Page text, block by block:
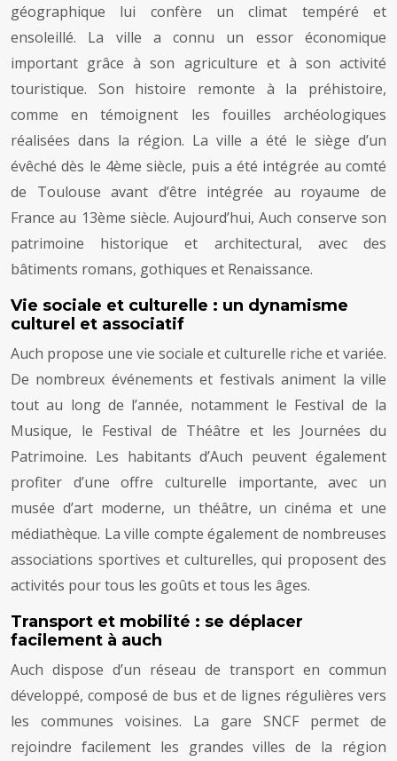
géographique lui confère un climat tempéré et
ensoleillé. La ville a connu un essor économique
important grâce à son agriculture et à son activité
touristique. Son histoire remonte à la préhistoire,
comme en témoignent les fouilles archéologiques
réalisées dans la région. La ville a été le siège d’un
évêché dès le 4ème siècle, puis a été intégrée au comté
de Toulouse avant d’être intégrée au royaume de
France au 13ème siècle. Aujourd’hui, Auch conserve son
patrimoine historique et architectural, avec des
bâtiments romans, gothiques et Renaissance.
Vie sociale et culturelle : un dynamisme
culturel et associatif
Auch propose une vie sociale et culturelle riche et variée.
De nombreux événements et festivals animent la ville
tout au long de l’année, notamment le Festival de la
Musique, le Festival de Théâtre et les Journées du
Patrimoine. Les habitants d’Auch peuvent également
profiter d’une offre culturelle importante, avec un
musée d’art moderne, un théâtre, un cinéma et une
médiathèque. La ville compte également de nombreuses
associations sportives et culturelles, qui proposent des
activités pour tous les goûts et tous les âges.
Transport et mobilité : se déplacer
facilement à auch
Auch dispose d’un réseau de transport en commun
développé, composé de bus et de lignes régulières vers
les communes voisines. La gare SNCF permet de
rejoindre facilement les grandes villes de la région